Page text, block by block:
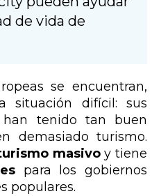
de vida de
se encuentran,
situación difícil: sus
han tenido tan buen
demasiado turismo.
masivoy tiene
para los gobiernos
populares.